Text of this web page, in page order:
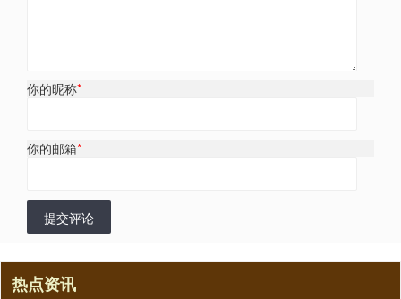
你的昵称*
你的邮箱*
提交评论
热点资讯